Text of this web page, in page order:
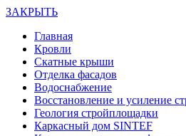
ЗАКРЫТЬ
Главная
Кровли
Скатные крыши
Отделка фасадов
Водоснабжение
Восстановление и усиление
Геология стройплощадки
Каркасный дом SINTEF